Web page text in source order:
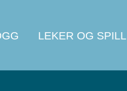
LEKER OG SPILL